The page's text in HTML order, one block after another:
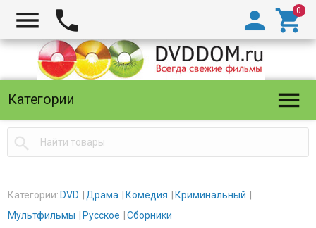
  

Категории 

Категории: DVD Драма Комедия
Криминальный
Мультфильмы
Русское Сборники